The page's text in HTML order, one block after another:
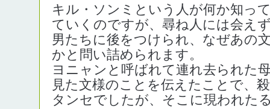
キル・ソンミという人が何か知っ
ていくのですが、尋ね人には会え
男たちに後をつけられ、なぜあの
かと問い詰められます。
ヨニャンと呼ばれて連れ去られた
見た文様のことを伝えたことで、
タンセでしたが、そこに現われた